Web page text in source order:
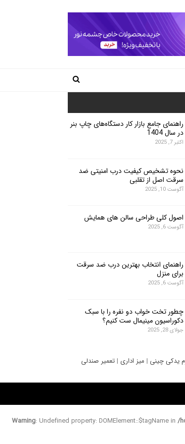
راهنمای جامع بازار کار دستگاه‌های چاپ بنر
در سال 1404
اکتبر 7, 2025
نحوه تشخیص کیفیت درب امنیتی ضد
سرقت اصل از تقلبی
آگوست 10, 2025
اصول کلی طراحی سالن های همایش
آگوست 6, 2025
راهنمای انتخاب بهترین درب ضد سرقت
برای منزل
آگوست 6, 2025
چطور تخت خواب دو نفره را با سبک
دکوراسیون مینیمال ست کنیم؟
جولای 28, 2025
یدکی چینی | میز اداری | تعمیر صندلی
Warning: Undefined property: DOMElement::$tagName in /